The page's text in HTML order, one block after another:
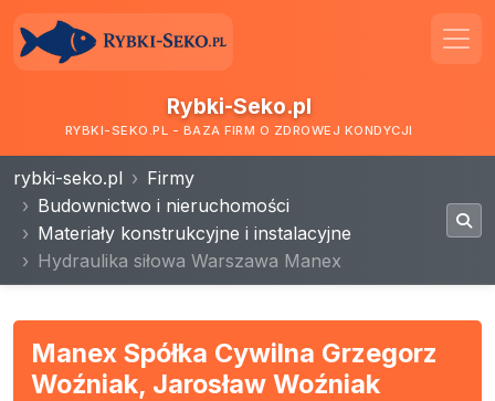
Rybki-Seko.pl
RYBKI-SEKO.PL - BAZA FIRM O ZDROWEJ KONDYCJI
rybki-seko.pl
Firmy
Budownictwo i nieruchomości
Materiały konstrukcyjne i instalacyjne
Hydraulika siłowa Warszawa Manex
Manex Spółka Cywilna Grzegorz
Woźniak, Jarosław Woźniak